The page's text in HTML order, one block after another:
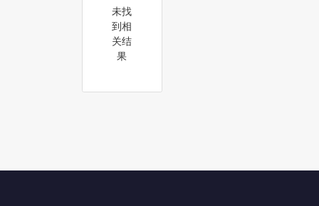
未找
到相
关结
果